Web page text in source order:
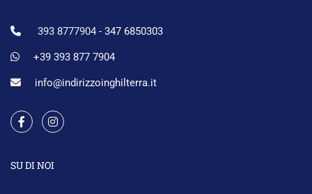
393 8777904 - 347 6850303
+39 393 877 7904
info@indirizzoinghilterra.it
SU DI NOI